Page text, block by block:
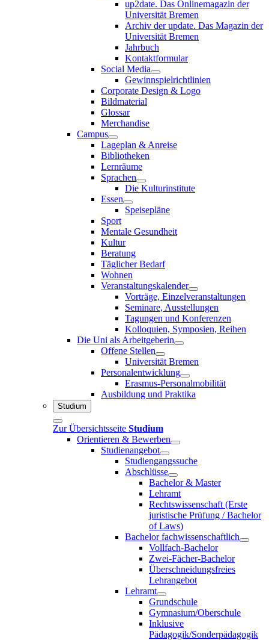
up2date. Das Onlinemagazin der
Universität Bremen
Archiv der update. Das Magazin der
Universität Bremen
Jahrbuch
Kontaktformular
Social Media
Gewinnspielrichtlinien
Corporate Design & Logo
Bildmaterial
Glossar
Merchandise
Campus
Lageplan & Anreise
Bibliotheken
Lernräume
Sprachen
Die Kulturinstitute
Essen
Speisepläne
Sport
Mentale Gesundheit
Kultur
Beratung
Täglicher Bedarf
Wohnen
Veranstaltungskalender
Vorträge, Einzelveranstaltungen
Seminare, Ausstellungen
Tagungen und Konferenzen
Kolloquien, Symposien, Reihen
Die Uni als Arbeitgeberin
Offene Stellen
Universität Bremen
Personalentwicklung
Erasmus-Personalmobilität
Ausbildung und Praktika
Studium
Zur Übersichtsseite Studium
Orientieren & Bewerben
Studienangebot
Studiengangssuche
Abschlüsse
Bachelor & Master
Lehramt
Rechtswissenschaft (Erste
juristische Prüfung / Bachelor
of Laws)
Bachelor fachwissenschaftlich
Vollfach-Bachelor
Zwei-Fächer-Bachelor
Überschneidungsfreies
Lehrangebot
Lehramt
Grundschule
Gymnasium/Oberschule
Inklusive
Pädagogik/Sonderpädagogik